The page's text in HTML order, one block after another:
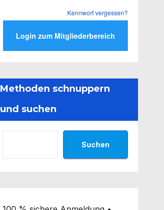
Kennwort vergessen?
Methoden schnuppern
und suchen
Suchen